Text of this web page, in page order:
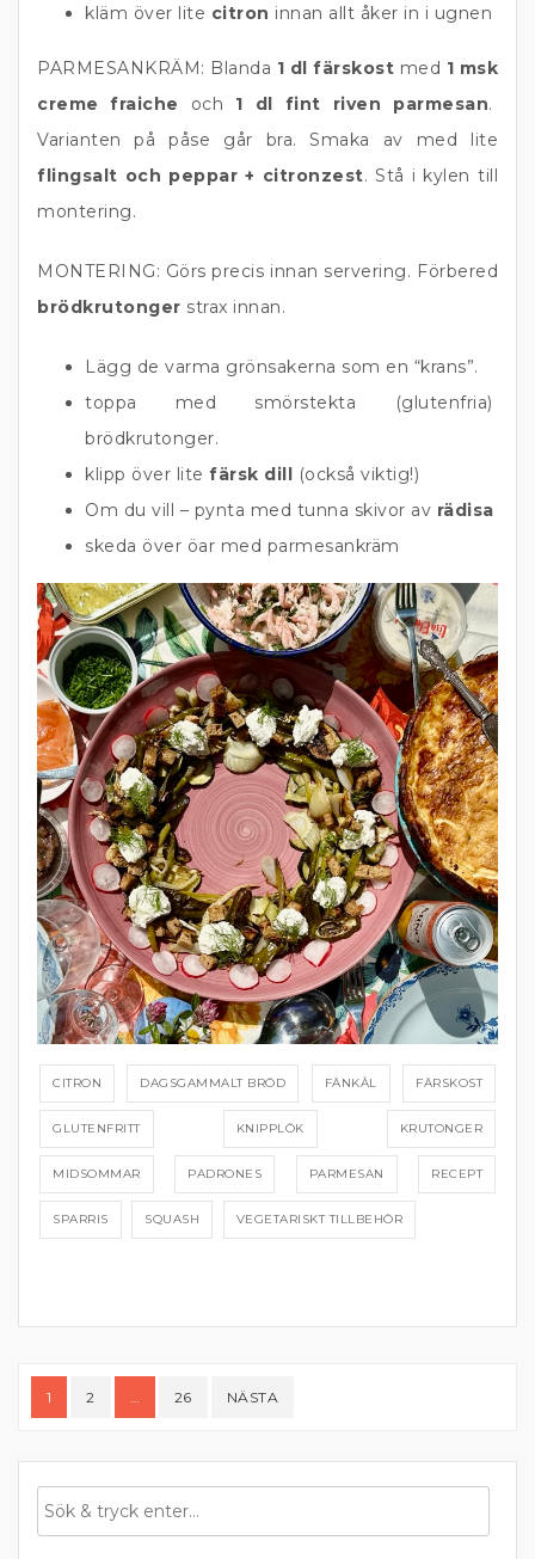
kläm över lite citron innan allt åker in i ugnen
PARMESANKRÄM: Blanda 1 dl färskost med 1 msk
creme fraiche
och 1 dl fint riven parmesan.
Varianten på påse går bra. Smaka av med lite
flingsalt och peppar + citronzest. Stå i kylen till
montering.
MONTERING: Görs precis innan servering. Förbered
brödkrutonger strax innan.
Lägg de varma grönsakerna som en “krans”.
toppa med smörstekta (glutenfria)
brödkrutonger.
klipp över lite färsk dill (också viktig!)
Om du vill – pynta med tunna skivor av rädisa
skeda över öar med parmesankräm
CITRON DAGSGAMMALT BRÖD FÄNKÅL FÄRSKOST
GLUTENFRITT KNIPPLÖK KRUTONGER
MIDSOMMAR PADRONES PARMESAN RECEPT
SPARRIS SQUASH VEGETARISKT TILLBEHÖR
Sidnumrering
för
1 2 … 26 NÄSTA